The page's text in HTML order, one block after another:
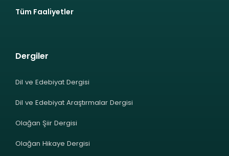
Tüm Faaliyetler
Dergiler
Dil ve Edebiyat Dergisi
Dil ve Edebiyat Araştırmalar Dergisi
Olağan Şiir Dergisi
Olağan Hikaye Dergisi